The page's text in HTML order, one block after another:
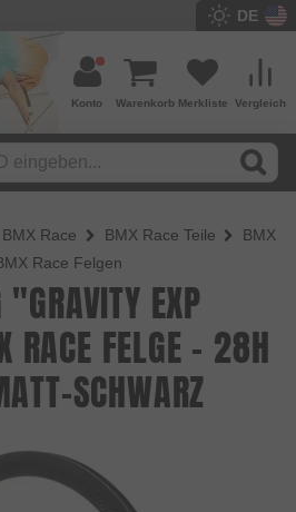
DE
Vergleich
Merkliste
Warenkorb
Konto
BMX Race BMX Race Teile
BMX
Race Felgen
"GRAVITY EXP
RACE FELGE - 28H
SCHWARZ